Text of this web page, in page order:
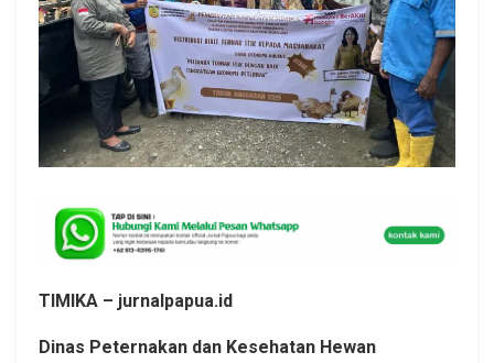
TIMIKA – jurnalpapua.id
Dinas Peternakan dan Kesehatan Hewan